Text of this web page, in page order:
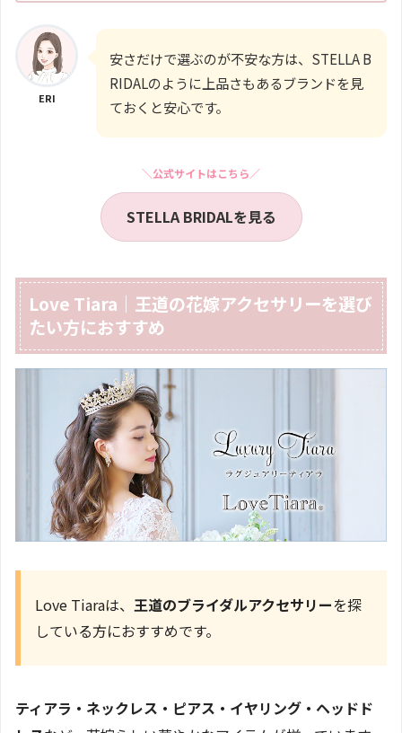
ERI
安さだけで選ぶのが不安な方は、STELLA B
RIDALのように上品さもあるブランドを見
ておくと安心です。
＼公式サイトはこちら／
STELLA BRIDALを見る
Love Tiara｜王道の花嫁アクセサリーを選び
たい方におすすめ
Love Tiaraは、 王道のブライダルアクセサリーを探
している方におすすめです。
ティアラ・ネックレス・ピアス・イヤリング・ヘッドド